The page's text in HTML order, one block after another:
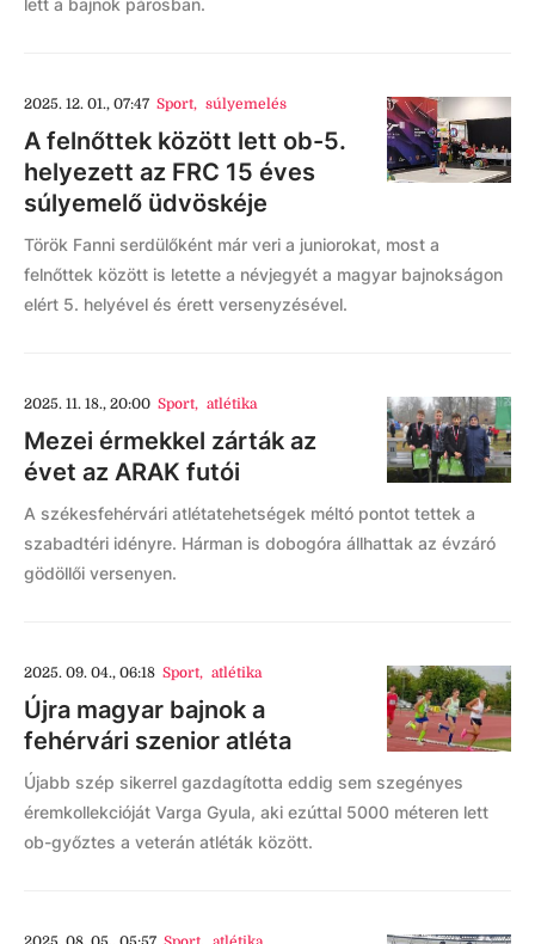
lett a bajnok párosban.
2025. 12. 01., 07:47 Sport, súlyemelés
A felnőttek között lett ob-5.
helyezett az FRC 15 éves
súlyemelő üdvöskéje
Török Fanni serdülőként már veri a juniorokat, most a
felnőttek között is letette a névjegyét a magyar bajnokságon
elért 5. helyével és érett versenyzésével.
2025. 11. 18., 20:00 Sport, atlétika
Mezei érmekkel zárták az
évet az ARAK futói
A székesfehérvári atlétatehetségek méltó pontot tettek a
szabadtéri idényre. Hárman is dobogóra állhattak az évzáró
gödöllői versenyen.
2025. 09. 04., 06:18 Sport, atlétika
Újra magyar bajnok a
fehérvári szenior atléta
Újabb szép sikerrel gazdagította eddig sem szegényes
éremkollekcióját Varga Gyula, aki ezúttal 5000 méteren lett
ob-győztes a veterán atléták között.